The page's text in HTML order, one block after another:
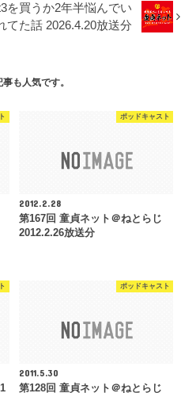
を買うか2年半悩んでい
てた話 2026.4.20放送分
も人気です。
ポッドキャスト
2012.2.28
第167回 童貞ネット＠ねとらじ
2012.2.26放送分
ポッドキャスト
2011.5.30
第128回 童貞ネット＠ねとらじ